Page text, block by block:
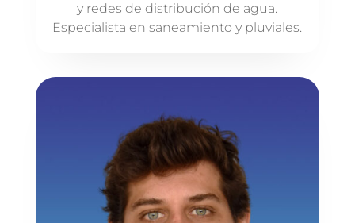
y redes de distribución de agua.
Especialista en saneamiento y pluviales.